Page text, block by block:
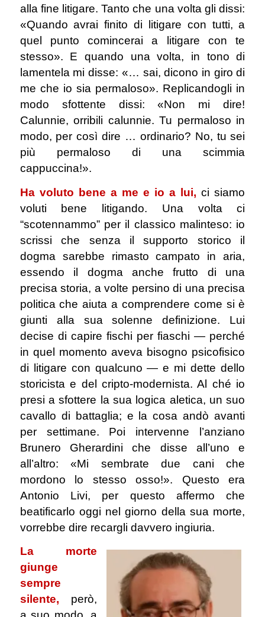
alla fine litigare. Tanto che una volta gli dissi:
«Quando avrai finito di litigare con tutti, a
quel punto comincerai a litigare con te
stesso». E quando una volta, in tono di
lamentela mi disse: «… sai, dicono in giro di
me che io sia permaloso». Replicandogli in
modo sfottente dissi: «Non mi dire!
Calunnie, orribili calunnie. Tu permaloso in
modo, per così dire … ordinario? No, tu sei
più permaloso di una scimmia
cappuccina!».
Ha voluto bene a me e io a lui, ci siamo
voluti bene litigando. Una volta ci
“scotennammo” per il classico malinteso: io
scrissi che senza il supporto storico il
dogma sarebbe rimasto campato in aria,
essendo il dogma anche frutto di una
precisa storia, a volte persino di una precisa
politica che aiuta a comprendere come si è
giunti alla sua solenne definizione. Lui
decise di capire fischi per fiaschi — perché
in quel momento aveva bisogno psicofisico
di litigare con qualcuno — e mi dette dello
storicista e del cripto-modernista. Al ché io
presi a sfottere la sua logica aletica, un suo
cavallo di battaglia; e la cosa andò avanti
per settimane. Poi intervenne l’anziano
Brunero Gherardini che disse all’uno e
all’altro: «Mi sembrate due cani che
mordono lo stesso osso!». Questo era
Antonio Livi, per questo affermo che
beatificarlo oggi nel giorno della sua morte,
vorrebbe dire recargli davvero ingiuria.
La morte
giunge
sempre
silente,
però,